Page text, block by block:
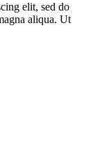
elit, sed do
aliqua. Ut